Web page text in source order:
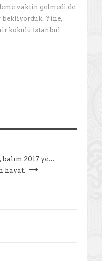
deme vaktin gelmedi de
bekliyorduk. Yine,
kokulu İstanbul
balım 2017 ye…
hayat.